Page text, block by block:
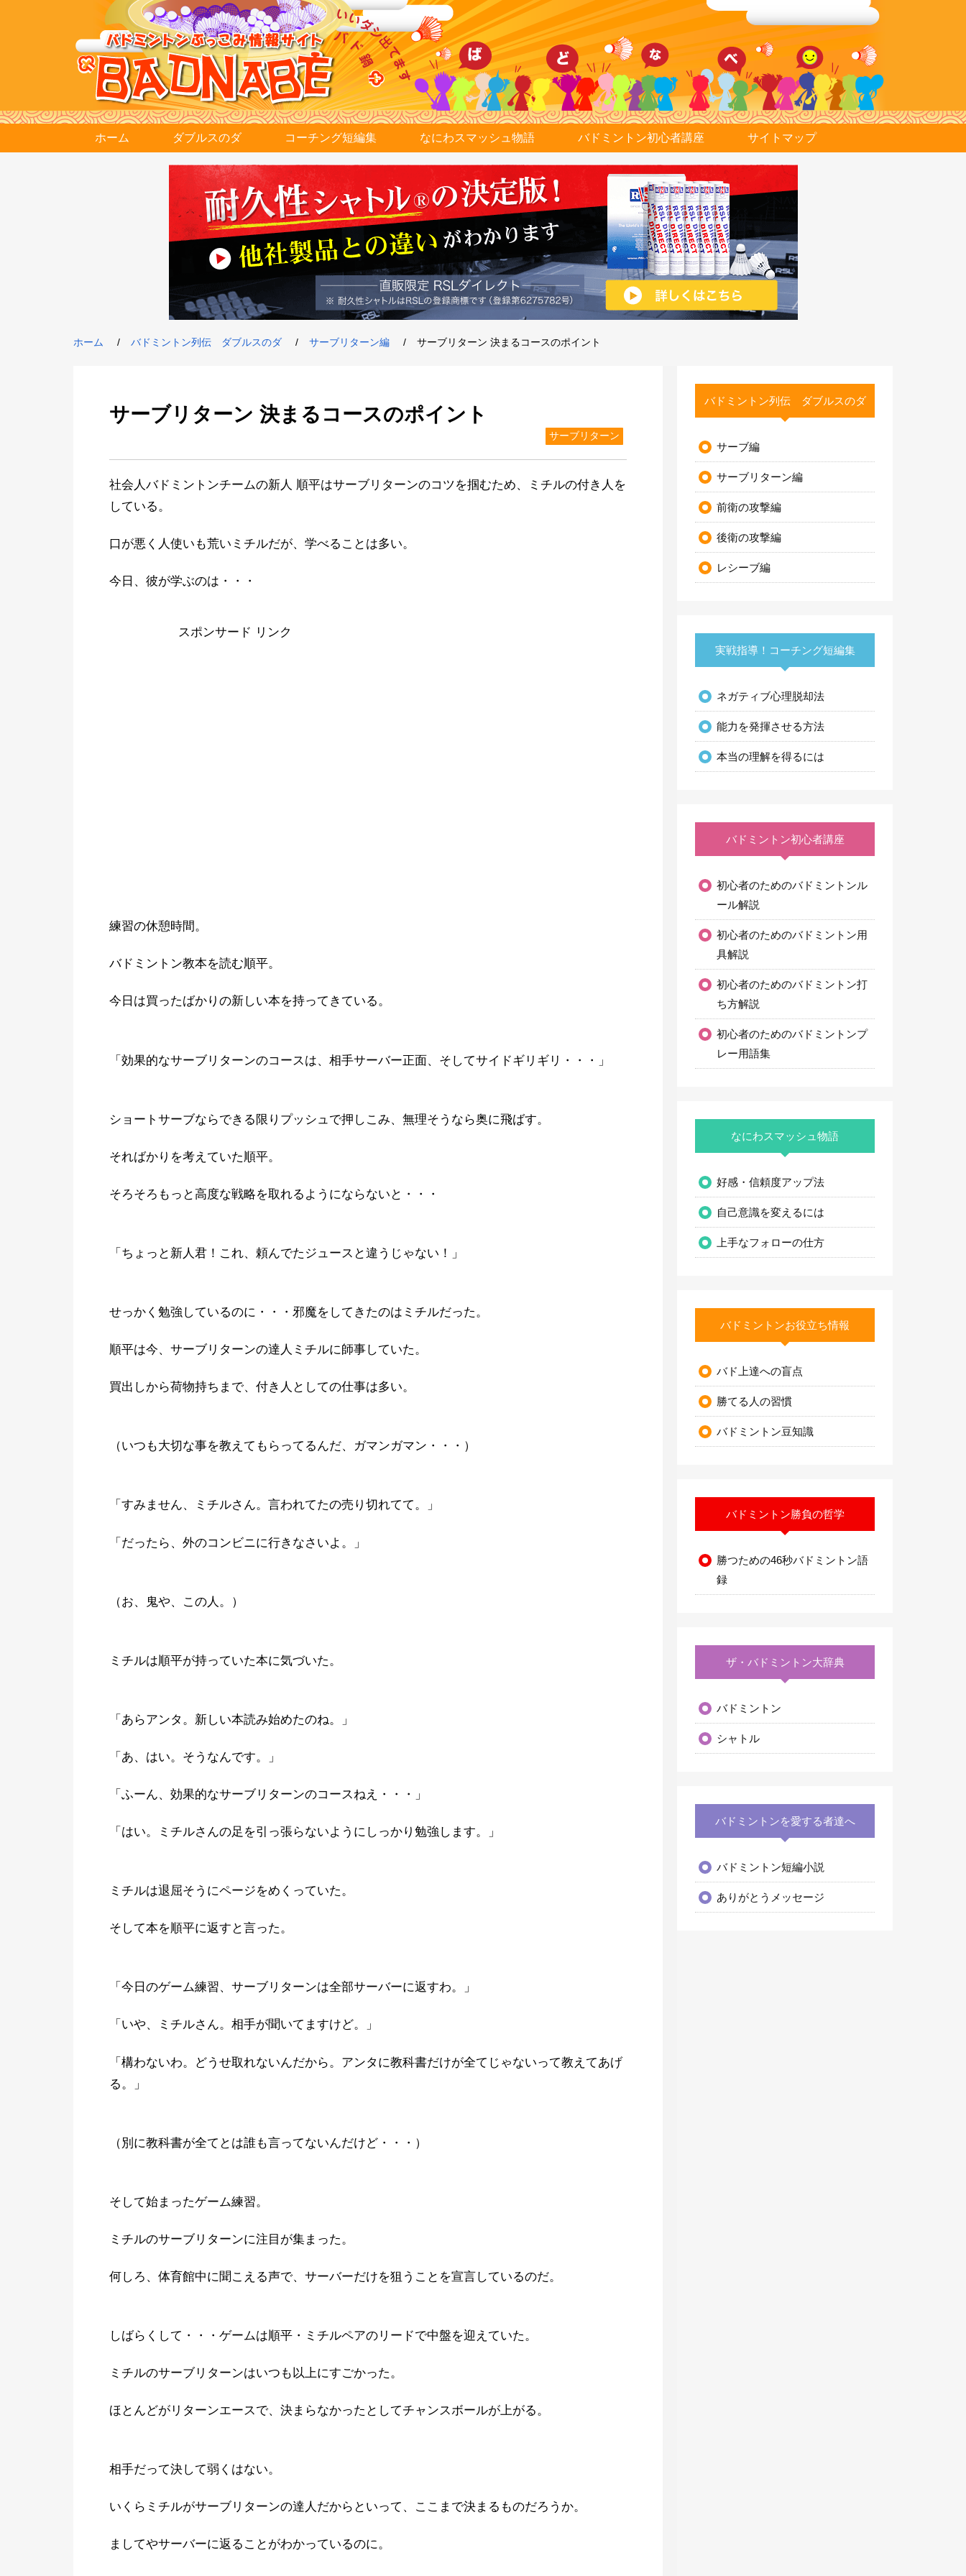
ホーム ダブルスのダ コーチング短編集 なにわスマッシュ物語 バドミントン初心者講座 サイトマップ
ホーム バドミントン列伝 ダブルスのダ サーブリターン編 サーブリターン 決まるコースのポイント
サーブリターン 決まるコースのポイント
サーブリターン
社会人バドミントンチームの新人 順平はサーブリターンのコツを掴むため、ミチルの付き人を
している。
口が悪く人使いも荒いミチルだが、学べることは多い。
今日、彼が学ぶのは・・・
スポンサード リンク
練習の休憩時間。
バドミントン教本を読む順平。
今日は買ったばかりの新しい本を持ってきている。
「効果的なサーブリターンのコースは、相手サーバー正面、そしてサイドギリギリ・・・」
ショートサーブならできる限りプッシュで押しこみ、無理そうなら奥に飛ばす。
そればかりを考えていた順平。
そろそろもっと高度な戦略を取れるようにならないと・・・
「ちょっと新人君！これ、頼んでたジュースと違うじゃない！」
せっかく勉強しているのに・・・邪魔をしてきたのはミチルだった。
順平は今、サーブリターンの達人ミチルに師事していた。
買出しから荷物持ちまで、付き人としての仕事は多い。
（いつも大切な事を教えてもらってるんだ、ガマンガマン・・・）
「すみません、ミチルさん。言われてたの売り切れてて。」
「だったら、外のコンビニに行きなさいよ。」
（お、鬼や、この人。）
ミチルは順平が持っていた本に気づいた。
「あらアンタ。新しい本読み始めたのね。」
「あ、はい。そうなんです。」
「ふーん、効果的なサーブリターンのコースねえ・・・」
「はい。ミチルさんの足を引っ張らないようにしっかり勉強します。」
ミチルは退屈そうにページをめくっていた。
そして本を順平に返すと言った。
「今日のゲーム練習、サーブリターンは全部サーバーに返すわ。」
「いや、ミチルさん。相手が聞いてますけど。」
「構わないわ。どうせ取れないんだから。アンタに教科書だけが全てじゃないって教えてあげ
る。」
（別に教科書が全てとは誰も言ってないんだけど・・・）
そして始まったゲーム練習。
ミチルのサーブリターンに注目が集まった。
何しろ、体育館中に聞こえる声で、サーバーだけを狙うことを宣言しているのだ。
しばらくして・・・ゲームは順平・ミチルペアのリードで中盤を迎えていた。
ミチルのサーブリターンはいつも以上にすごかった。
ほとんどがリターンエースで、決まらなかったとしてチャンスボールが上がる。
相手だって決して弱くはない。
いくらミチルがサーブリターンの達人だからといって、ここまで決まるものだろうか。
ましてやサーバーに返ることがわかっているのに。
バドミントン列伝 ダブルスのダ
サーブ編
サーブリターン編
前衛の攻撃編
後衛の攻撃編
レシーブ編
実戦指導！コーチング短編集
ネガティブ心理脱却法
能力を発揮させる方法
本当の理解を得るには
バドミントン初心者講座
初心者のためのバドミントンル
ール解説
初心者のためのバドミントン用
具解説
初心者のためのバドミントン打
ち方解説
初心者のためのバドミントンプ
レー用語集
なにわスマッシュ物語
好感・信頼度アップ法
自己意識を変えるには
上手なフォローの仕方
バドミントンお役立ち情報
バド上達への盲点
勝てる人の習慣
バドミントン豆知識
バドミントン勝負の哲学
勝つための46秒バドミントン語
録
ザ・バドミントン大辞典
バドミントン
シャトル
バドミントンを愛する者達へ
バドミントン短編小説
ありがとうメッセージ